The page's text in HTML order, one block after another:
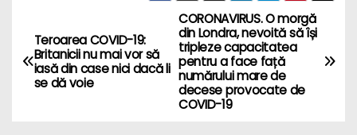
P
o
s
CORONAVIRUS. O morgă
din Londra, nevoită să își
tripleze capacitatea
pentru a face față
numărului mare de
decese provocate de
COVID-19
Teroarea COVID-19:
Britanicii nu mai vor să
iasă din case nici dacă li
se dă voie